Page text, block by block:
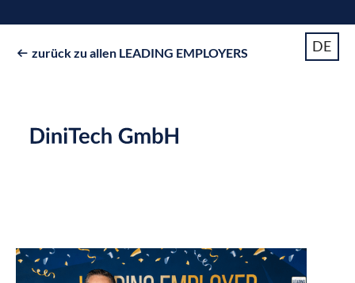
 zurück zu allen LEADING EMPLOYERS DE